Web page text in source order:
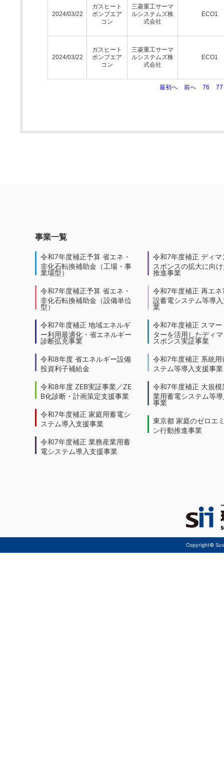
2024/03/22
ガスヒート
ポンプエア
コン
三菱重工サーマ
ルシステムズ株
式会社
ECO1
2024/03/22
ガスヒート
ポンプエア
コン
三菱重工サーマ
ルシステムズ株
式会社
ECO1
最初へ 前へ 76 77
事業一覧
令和7年度補正予算 省エネ・
非化石転換補助金（工場・事
業場型）
令和7年度補正予算 省エネ・
非化石転換補助金（設備単位
型）
令和7年度補正 地域エネルギ
ー利用最適化・省エネルギー
診断拡充事業
令和8年度 省エネルギー設備
投資利子補給金
令和8年度 ZEB実証事業／ZE
B化診断・計画策定支援事業
令和7年度補正 家庭用蓄電シ
ステム導入支援事業
令和7年度補正 業務産業用蓄
電システム導入支援事業
令和7年度補正 ディマ
スポンスの拡大に向
推進事業
令和7年度補正 再エネ
設蓄電システム等導
業
令和7年度補正 スマー
ターを活用したディ
スポンス実証事業
令和7年度補正 系統用
ステム等導入支援事業
令和7年度補正 大規模
業用蓄電システム等
事業
東京都 家庭のゼロエ
ン行動推進事業
Copyright©